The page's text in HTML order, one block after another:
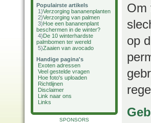
Populairste artikels
1)Verzorging bananenplanten
2)Verzorging van palmen
3)Hoe een bananenplant
beschermen in de winter?
4)De 10 winterhardste
palmbomen ter wereld
5)Zaaien van avocado
Handige pagina's
Exoten adressen
Veel gestelde vragen
Hoe foto's uploaden
Richtlijnen
Disclaimer
Link naar ons
Links
SPONSORS
Om
op